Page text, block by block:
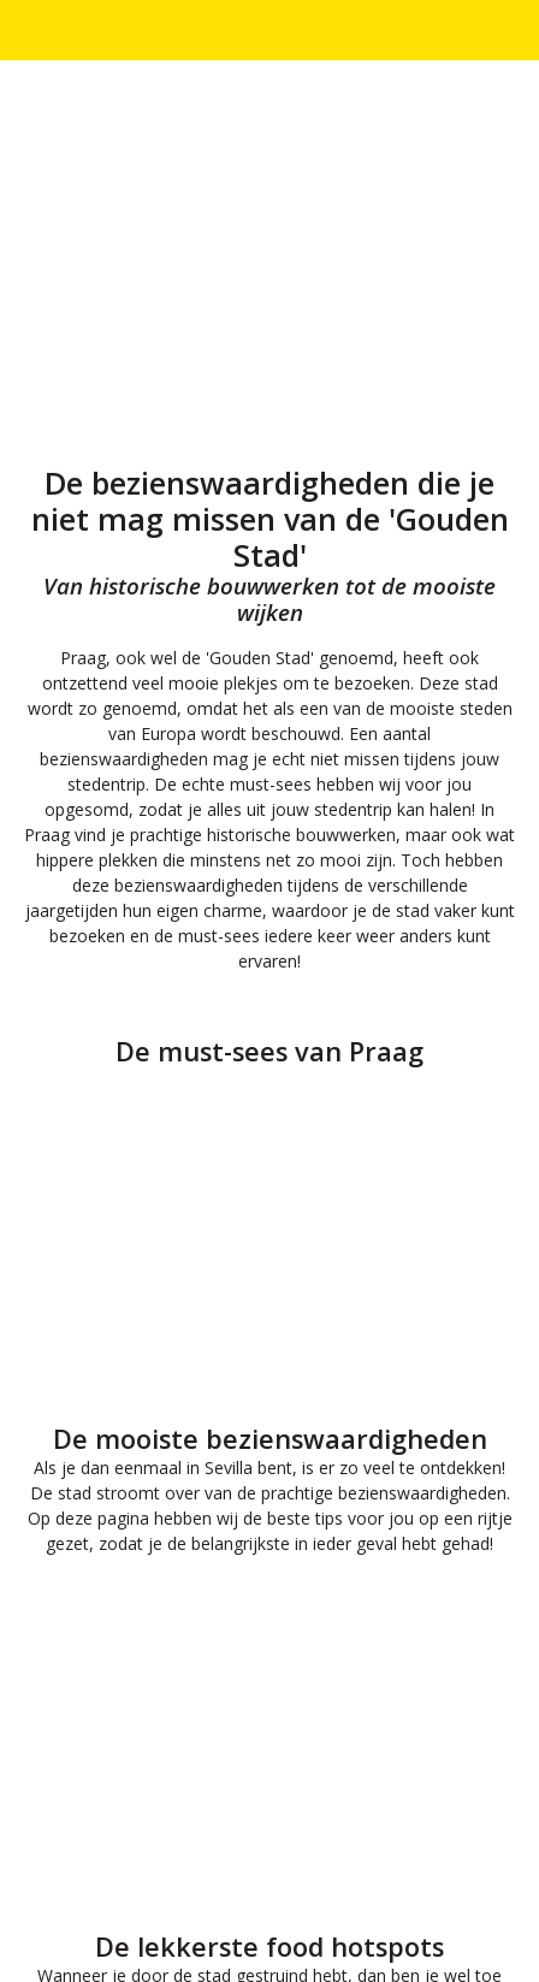
De bezienswaardigheden die je
niet mag missen van de 'Gouden
Stad'
Van historische bouwwerken tot de mooiste
wijken
Praag, ook wel de 'Gouden Stad' genoemd, heeft ook
ontzettend veel mooie plekjes om te bezoeken. Deze stad
wordt zo genoemd, omdat het als een van de mooiste steden
van Europa wordt beschouwd. Een aantal
bezienswaardigheden mag je echt niet missen tijdens jouw
stedentrip. De echte must-sees hebben wij voor jou
opgesomd, zodat je alles uit jouw stedentrip kan halen! In
Praag vind je prachtige historische bouwwerken, maar ook wat
hippere plekken die minstens net zo mooi zijn. Toch hebben
deze bezienswaardigheden tijdens de verschillende
jaargetijden hun eigen charme, waardoor je de stad vaker kunt
bezoeken en de must-sees iedere keer weer anders kunt
ervaren!
De must-sees van Praag
De mooiste bezienswaardigheden
Als je dan eenmaal in Sevilla bent, is er zo veel te ontdekken!
De stad stroomt over van de prachtige bezienswaardigheden.
Op deze pagina hebben wij de beste tips voor jou op een rijtje
gezet, zodat je de belangrijkste in ieder geval hebt gehad!
De lekkerste food hotspots
Wanneer je door de stad gestruind hebt, dan ben je wel toe